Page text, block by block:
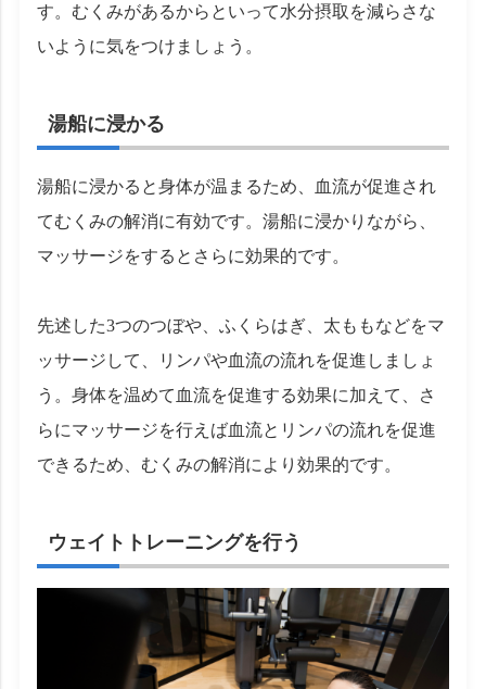
す。むくみがあるからといって水分摂取を減らさな
いように気をつけましょう。
湯船に浸かる
湯船に浸かると身体が温まるため、血流が促進され
てむくみの解消に有効です。湯船に浸かりながら、
マッサージをするとさらに効果的です。
先述した3つのつぼや、ふくらはぎ、太ももなどをマ
ッサージして、リンパや血流の流れを促進しましょ
う。身体を温めて血流を促進する効果に加えて、さ
らにマッサージを行えば血流とリンパの流れを促進
できるため、むくみの解消により効果的です。
ウェイトトレーニングを行う